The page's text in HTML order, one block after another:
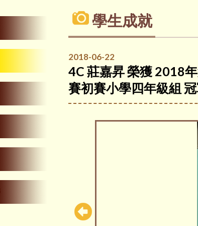
學生成就
2018-06-22
4C 莊嘉昇 榮獲 2018
賽初賽小學四年級組